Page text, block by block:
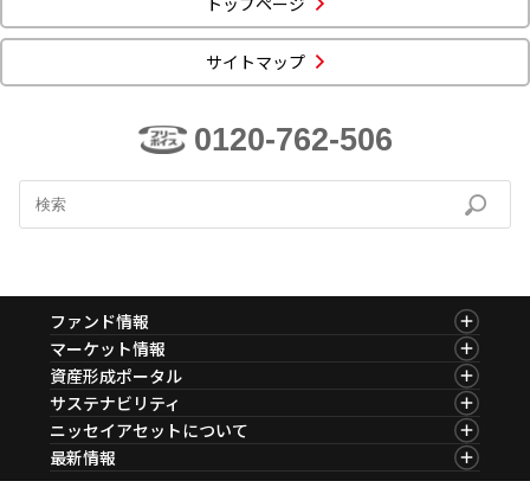
投資信託新商品のご案内
ちょこっと3分！ファンドシアター
有価証券届出書の効力の発生の有無について
確定拠出年金について
確定拠出年金制度について
確定拠出年金での商品の選び方について
Goal Navi
投資の教室
SDGsとは？
トップメッセージ
ニッセイアセットの重要課題
サステナビリティへの取り組み
サステナビリティレポート
サステナブル投資
ニッセイアセットについてTOP
方針・その他開示情報
公式キャラクターのご紹介
法人のお客さま
採用情報 English
検索したいキーワードを入力してください。
資産形成はじめるなら
サイトマップ
0120-762-506
ファンド情報
ファンド情報TOP
基準価額一覧
ファンド検索
ファンド比較
決算カレンダー
海外休日カレンダー
投資信託新商品のご案内
マーケット情報
マーケット情報TOP
マーケット指数
マーケットレポート
コラム
ファンドレポート
資産形成ポータル
資産形成ポータルTOP
資産形成サービス
Nダイレクト
サステナビリティ
サステナビリティTOP
サステナビリティ経営
サステナブル投資
ニッセイアセットについて
ニッセイアセットについてTOP
会社情報
最新情報